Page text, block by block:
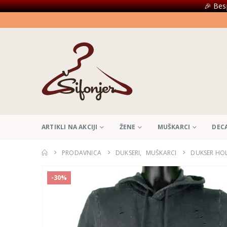
🎉
ARTIKLI NA AKCIJI ŽENE MUŠKARCI
PRODAVNICA DUKSERI, MUŠKARCI DUKSER
-30%